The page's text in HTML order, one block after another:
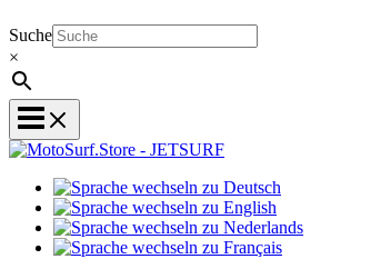
Suche
×
zu
Deutsch
wechseln
zu
Sprache
Sprache